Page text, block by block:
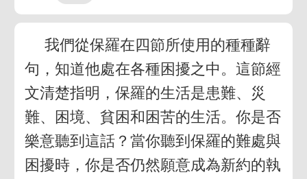
我們從保羅在四節所使用的種種辭
句，知道他處在各種困擾之中。這節經
文清楚指明，保羅的生活是患難、災
難、困境、貧困和困苦的生活。你是否
樂意聽到這話？當你聽到保羅的難處與
困擾時，你是否仍然願意成為新約的執